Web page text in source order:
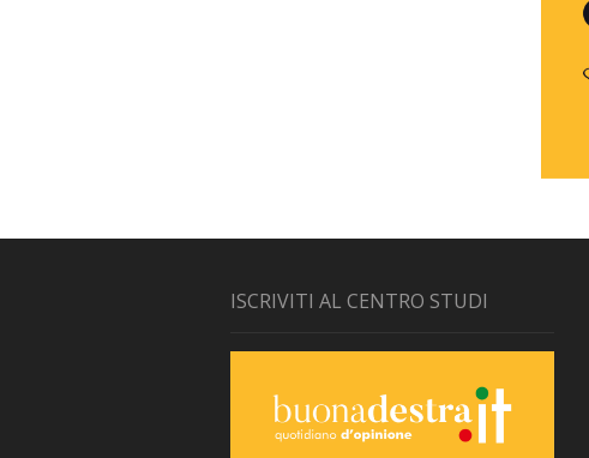
ISCRIVITI AL CENTRO STUDI